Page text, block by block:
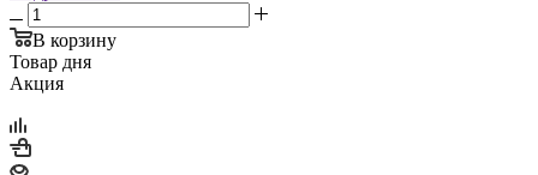
В корзину
Товар дня
Акция